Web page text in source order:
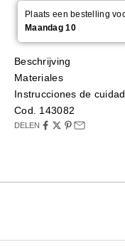
Plaats een bestelling
Maandag 10
Beschrijving
Materiales
Instrucciones de
Cod. 143082
DELEN